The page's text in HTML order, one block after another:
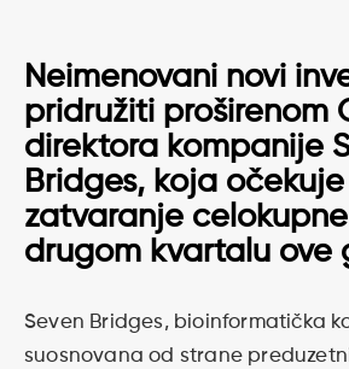
Neimenovani novi
pridružiti proširenom
direktora kompanije
Bridges, koja
zatvaranje
drugom kvartalu ove
Seven Bridges, bioinformatička
suosnovana od strane